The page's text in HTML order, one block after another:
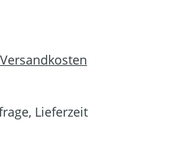
Lieferzeit